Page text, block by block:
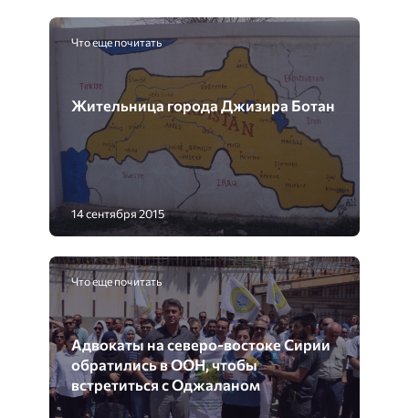
Что еще почитать
Жительница города Джизира Ботан
14 сентября 2015
Что еще почитать
Адвокаты на северо-востоке Сирии
обратились в ООН, чтобы
встретиться с Оджаланом